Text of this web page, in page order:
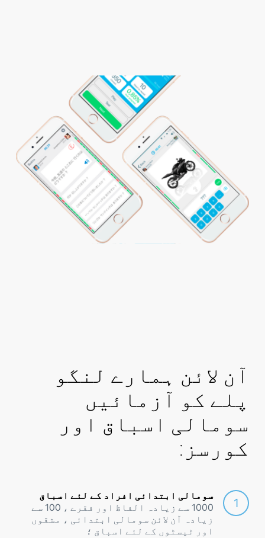
آن لائن ہمارے لنگو
پلے کو آزمائیں
سومالی اسباق اور
کورسز:
سومالی ابتدائی افراد کے لئے اسباق
1000 سے زیادہ الفاظ اور فقرے ، 100 سے
زیادہ آن لائن سومالی ابتدائی ، مشقوں
اور ٹیسٹوں کے لئے اسباق ؛